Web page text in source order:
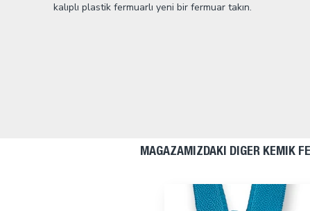
kalıplı plastik fermuarlı yeni bir fermuar takın.
MAĞAZAMIZDAKI DIĞER KEMIK